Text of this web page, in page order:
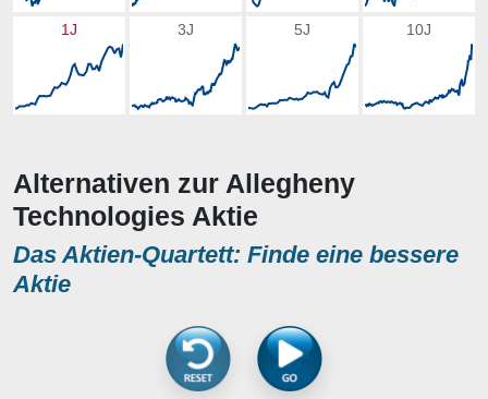
1J 3J 5J 10J
Alternativen zur Allegheny
Technologies Aktie
Das Aktien-Quartett: Finde eine bessere
Aktie